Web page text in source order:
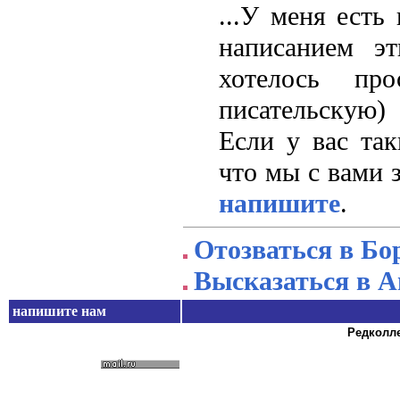
...У меня есть
написанием
хотелось
Если у вас
что мы с вами
напишите.
Отозваться в
Высказаться в
напишите нам